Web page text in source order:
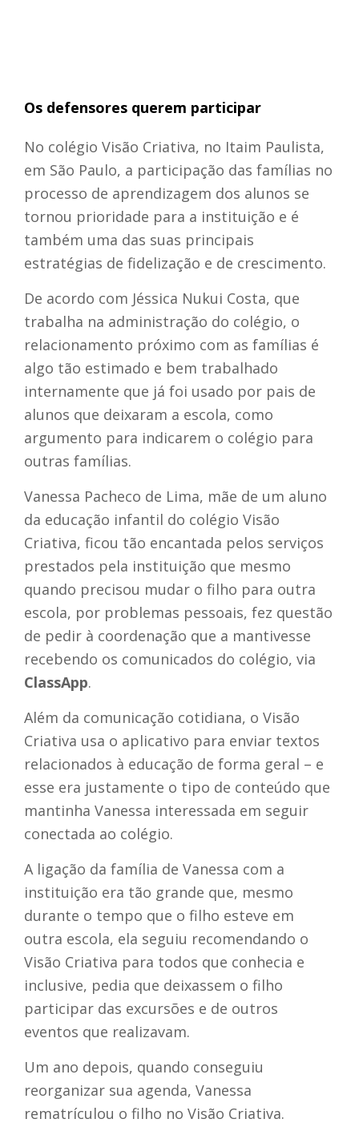
Os defensores querem participar
No colégio Visão Criativa, no Itaim Paulista,
em São Paulo, a participação das famílias no
processo de aprendizagem dos alunos se
tornou prioridade para a instituição e é
também uma das suas principais
estratégias de fidelização e de crescimento.
De acordo com Jéssica Nukui Costa, que
trabalha na administração do colégio, o
relacionamento próximo com as famílias é
algo tão estimado e bem trabalhado
internamente que já foi usado por pais de
alunos que deixaram a escola, como
argumento para indicarem o colégio para
outras famílias.
Vanessa Pacheco de Lima, mãe de um aluno
da educação infantil do colégio Visão
Criativa, ficou tão encantada pelos serviços
prestados pela instituição que mesmo
quando precisou mudar o filho para outra
escola, por problemas pessoais, fez questão
de pedir à coordenação que a mantivesse
recebendo os comunicados do colégio, via
ClassApp.
Além da comunicação cotidiana, o Visão
Criativa usa o aplicativo para enviar textos
relacionados à educação de forma geral – e
esse era justamente o tipo de conteúdo que
mantinha Vanessa interessada em seguir
conectada ao colégio.
A ligação da família de Vanessa com a
instituição era tão grande que, mesmo
durante o tempo que o filho esteve em
outra escola, ela seguiu recomendando o
Visão Criativa para todos que conhecia e
inclusive, pedia que deixassem o filho
participar das excursões e de outros
eventos que realizavam.
Um ano depois, quando conseguiu
reorganizar sua agenda, Vanessa
rematrículou o filho no Visão Criativa.